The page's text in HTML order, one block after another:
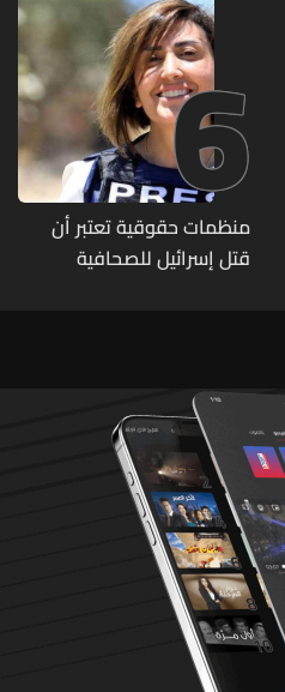
6
منظمات حقوقية تعتبر أن
قتل إسرائيل للصحافية